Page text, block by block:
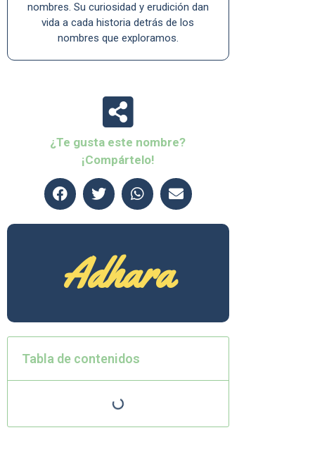
nombres. Su curiosidad y erudición dan
vida a cada historia detrás de los
nombres que exploramos.
¿Te gusta este nombre?
¡Compártelo!
Adhara
Tabla de contenidos